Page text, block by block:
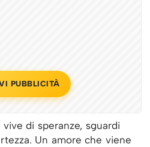
PUBBLICITÀ
di speranze, sguardi
Un amore che viene